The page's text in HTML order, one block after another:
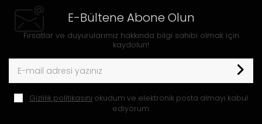
E-Bültene Abone Olun
Fırsatlar ve duyurularımız hakkında bilgi sahibi olmak için
kaydolun!
Gizlilik politikasını okudum ve elektronik posta almayı kabul
ediyorum.